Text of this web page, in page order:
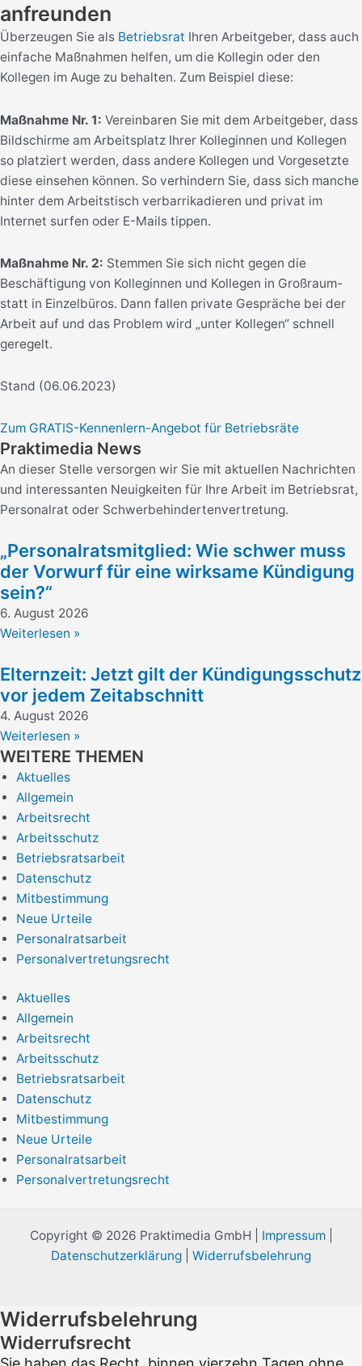
anfreunden
Überzeugen Sie als Betriebsrat Ihren Arbeitgeber, dass auch
einfache Maßnahmen helfen, um die Kollegin oder den
Kollegen im Auge zu behalten. Zum Beispiel diese:
Maßnahme Nr. 1: Vereinbaren Sie mit dem Arbeitgeber, dass
Bildschirme am Arbeitsplatz Ihrer Kolleginnen und Kollegen
so platziert werden, dass andere Kollegen und Vorgesetzte
diese einsehen können. So verhindern Sie, dass sich manche
hinter dem Arbeitstisch verbarrikadieren und privat im
Internet surfen oder E-Mails tippen.
Maßnahme Nr. 2: Stemmen Sie sich nicht gegen die
Beschäftigung von Kolleginnen und Kollegen in Großraum-
statt in Einzelbüros. Dann fallen private Gespräche bei der
Arbeit auf und das Problem wird „unter Kollegen“ schnell
geregelt.
Stand (06.06.2023)
Zum GRATIS-Kennenlern-Angebot für Betriebsräte
Praktimedia News
An dieser Stelle versorgen wir Sie mit aktuellen Nachrichten
und interessanten Neuigkeiten für Ihre Arbeit im Betriebsrat,
Personalrat oder Schwerbehindertenvertretung.
„Personalratsmitglied: Wie schwer muss
der Vorwurf für eine wirksame Kündigung
sein?“
6. August 2026
Weiterlesen »
Elternzeit: Jetzt gilt der Kündigungsschutz
vor jedem Zeitabschnitt
4. August 2026
Weiterlesen »
WEITERE THEMEN
Aktuelles
Allgemein
Arbeitsrecht
Arbeitsschutz
Betriebsratsarbeit
Datenschutz
Mitbestimmung
Neue Urteile
Personalratsarbeit
Personalvertretungsrecht
Aktuelles
Allgemein
Arbeitsrecht
Arbeitsschutz
Betriebsratsarbeit
Datenschutz
Mitbestimmung
Neue Urteile
Personalratsarbeit
Personalvertretungsrecht
Copyright © 2026 Praktimedia GmbH | Impressum|
Datenschutzerklärung
Widerrufsbelehrung
Widerrufsbelehrung
Widerrufsrecht